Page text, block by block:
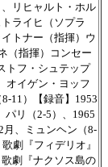
リヒャルト・ホル
ライヒ（ソプラ
トナー（指揮）ウ
（指揮）コンセー
トフ・シュテップ
オイゲン・ヨッフ
11）【録音】1953
パリ（2-5）、1965
月、ミュンヘン（8-
劇『フィデリオ』
劇『ナクソス島の